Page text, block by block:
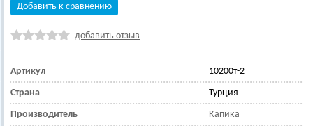
Добавить к сравнению
добавить отзыв
Артикул 10200т-2
Страна Турция
Производитель Капика